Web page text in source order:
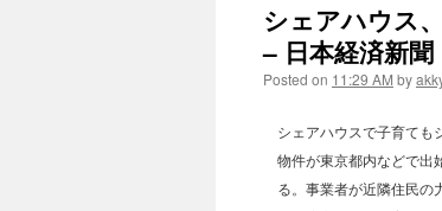
シェアハウス
– 日本経済新聞
Posted on 11:29 AM by
シェアハウスで子育て
物件が東京都内などで出
る。事業者が近隣住民の